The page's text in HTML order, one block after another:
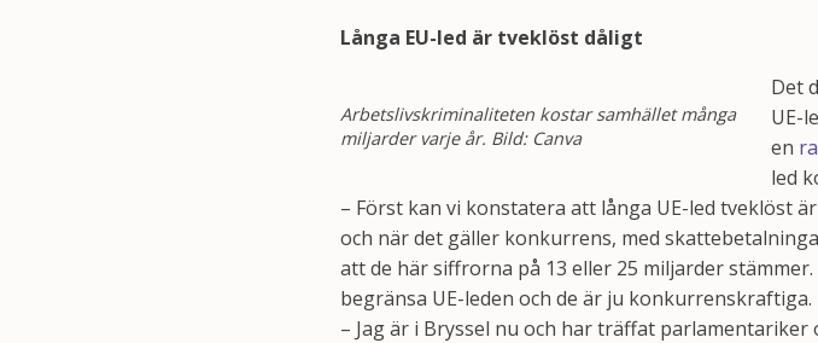
Långa EU-led är tveklöst dåligt
Arbetslivskriminaliteten kostar samhället många
miljarder varje år. Bild: Canva
Det
UE-
en
led
– Först kan vi konstatera att långa UE-led tveklöst
och när det gäller konkurrens, med
att de här siffrorna på 13 eller 25 miljarder
begränsa UE-leden och de är ju konkurrenskraftiga.
– Jag är i Bryssel nu och har träffat